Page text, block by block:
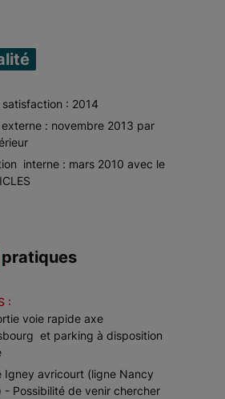
: 2014
externe : novembre 2013 par
interne : mars 2010 avec le
pratiques
:
voie rapide axe
et parking à disposition
Igney avricourt (ligne Nancy
- Possibilité de venir chercher